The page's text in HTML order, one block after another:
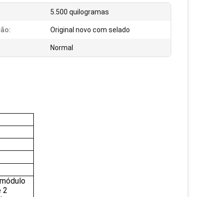
5.500 quilogramas
Original novo com selado
Normal
2